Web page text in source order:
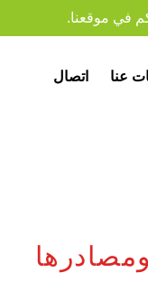
في موقعنا.
عنا اتصال